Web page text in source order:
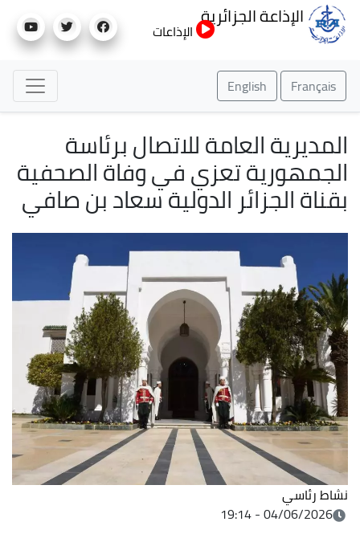
إلى
الإذاعة الجزائرية
الإذاعات
Français
English
المديرية العامة للاتصال برئاسة
الجمهورية تعزي في وفاة الصحفية
بقناة الجزائر الدولية سعاد بن صافي
نشاط رئاسي
04/06/2026 - 19:14